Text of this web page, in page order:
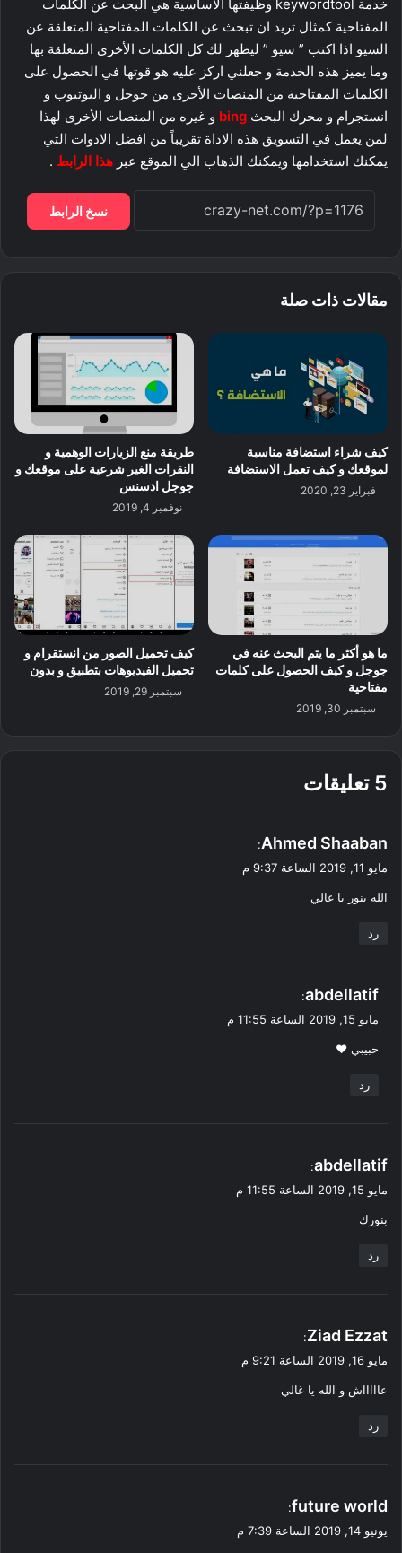
خدمة keywordtool وظيفتها الأساسية هي البحث عن الكلمات
المفتاحية كمثال تريد ان تبحث عن الكلمات المفتاحية المتعلقة عن
السيو اذا اكتب ” سيو ” ليظهر لك كل الكلمات الأخرى المتعلقة بها
وما يميز هذه الخدمة و جعلني اركز عليه هو قوتها في الحصول على
الكلمات المفتاحية من المنصات الأخرى من جوجل و اليوتيوب و
انستجرام و محرك البحث bing و غيره من المنصات الأخرى لهذا
لمن يعمل في التسويق هذه الاداة تقريباً من افضل الادوات التي
يمكنك استخدامها ويمكنك الذهاب الي الموقع عبر هذا الرابط .
نسخ الرابط
مقالات ذات صلة
كيف شراء استضافة مناسبة
لموقعك و كيف تعمل الاستضافة
فبراير 23, 2020
طريقة منع الزيارات الوهمية و
النقرات الغير شرعية على موقعك و
جوجل ادسنس
نوفمبر 4, 2019
ما هو أكثر ما يتم البحث عنه في
جوجل و كيف الحصول على كلمات
مفتاحية
سبتمبر 30, 2019
كيف تحميل الصور من انستقرام و
تحميل الفيديوهات بتطبيق و بدون
سبتمبر 29, 2019
‫5 تعليقات
ي
ل
Ahmed Shaaban
:
مايو 11, 2019 الساعة 9:37 م
الله ينور يا غالي
رد
ي
ل
abdellatif
:
مايو 15, 2019 الساعة 11:55 م
حبيبي ♥
رد
ي
ل
abdellatif
:
مايو 15, 2019 الساعة 11:55 م
بنورك
رد
ي
ل
Ziad Ezzat
:
مايو 16, 2019 الساعة 9:21 م
عاااااش و الله يا غالي
رد
يfuture world
:
يونيو 14, 2019 الساعة 7:39 م